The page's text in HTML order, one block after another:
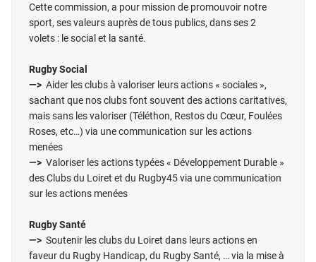
Cette commission, a pour mission de promouvoir notre
sport, ses valeurs auprès de tous publics, dans ses 2
volets : le social et la santé.
Rugby Social
—> Aider les clubs à valoriser leurs actions « sociales »,
sachant que nos clubs font souvent des actions caritatives,
mais sans les valoriser (Téléthon, Restos du Cœur, Foulées
Roses, etc…) via une communication sur les actions
menées
—> Valoriser les actions typées « Développement Durable »
des Clubs du Loiret et du Rugby45 via une communication
sur les actions menées
Rugby Santé
—> Soutenir les clubs du Loiret dans leurs actions en
faveur du Rugby Handicap, du Rugby Santé, … via la mise à